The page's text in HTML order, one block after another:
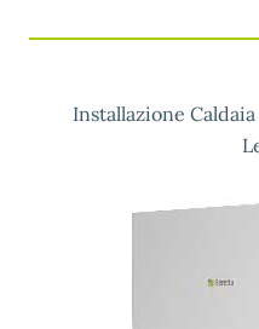
Installazione